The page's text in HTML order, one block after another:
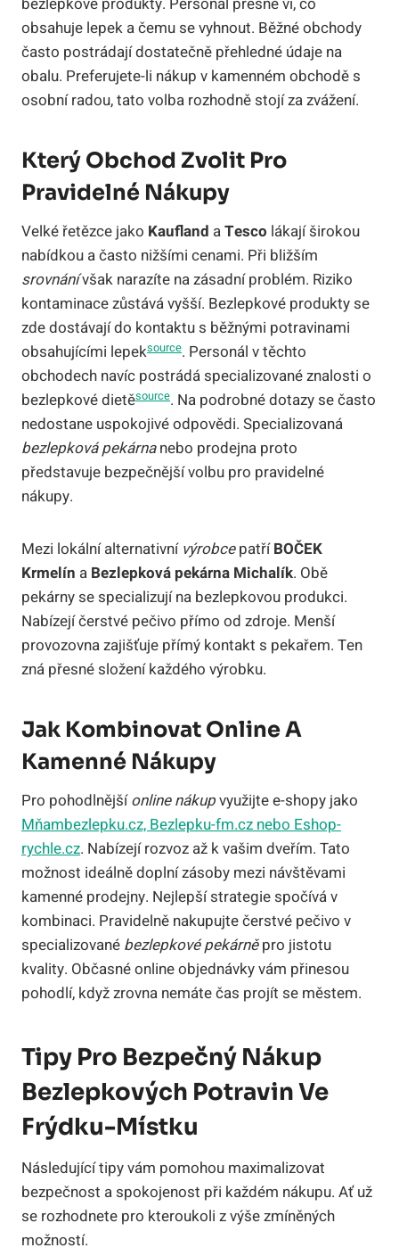
obsahuje lepek a čemu se vyhnout. Běžné obchody
často postrádají dostatečně přehledné údaje na
obalu. Preferujete-li nákup v kamenném obchodě s
osobní radou, tato volba rozhodně stojí za zvážení.
Který Obchod Zvolit Pro
Pravidelné Nákupy
Velké řetězce jako Kaufland aTesco lákají širokou
nabídkou a často nižšími cenami. Při bližším
srovnánívšak narazíte na zásadní problém. Riziko
kontaminace zůstává vyšší. Bezlepkové produkty se
zde dostávají do kontaktu s běžnými potravinami
obsahujícími lepeksource. Personál v těchto
obchodech navíc postrádá specializované znalosti o
bezlepkové dietěsource. Na podrobné dotazy se často
nedostane uspokojivé odpovědi. Specializovaná
bezlepková pekárnanebo prodejna proto
představuje bezpečnější volbu pro pravidelné
nákupy.
Mezi lokální alternativní výrobcepatříBOČEK
Krmelín a Bezlepková pekárna Michalík. Obě
pekárny se specializují na bezlepkovou produkci.
Nabízejí čerstvé pečivo přímo od zdroje. Menší
provozovna zajišťuje přímý kontakt s pekařem. Ten
zná přesné složení každého výrobku.
Jak Kombinovat Online A
Kamenné Nákupy
Pro pohodlnějšíonline nákupvyužijte e-shopy jako
Mňambezlepku.cz, Bezlepku-fm.cz nebo Eshop-
rychle.cz. Nabízejí rozvoz až k vašim dveřím. Tato
možnost ideálně doplní zásoby mezi návštěvami
kamenné prodejny. Nejlepší strategie spočívá v
kombinaci. Pravidelně nakupujte čerstvé pečivo v
specializované bezlepkové pekárněpro jistotu
kvality. Občasné online objednávky vám přinesou
pohodlí, když zrovna nemáte čas projít se městem.
Tipy Pro Bezpečný Nákup
Bezlepkových Potravin Ve
Frýdku-Místku
Následující tipy vám pomohou maximalizovat
bezpečnost a spokojenost při každém nákupu. Ať už
se rozhodnete pro kteroukoli z výše zmíněných
možností.